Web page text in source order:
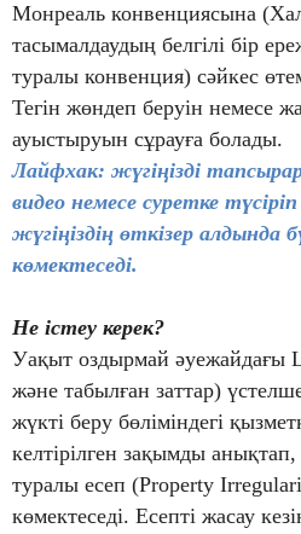
Монреаль конвенциясына
тасымалдаудың белгілі бір
туралы конвенция) сәйкес
Тегін жөндеп беруін немесе
ауыстыруын сұрауға болады.
Лайфхак: жүгіңізді
видео немесе суретке
жүгіңіздің өткізер алдында
көмектеседі.
Не істеу керек?
Уақыт оздырмай әуежайдағы
және табылған заттар)
жүкті беру бөліміндегі
келтірілген зақымды
туралы есеп (Property
көмектеседі. Есепті жасау